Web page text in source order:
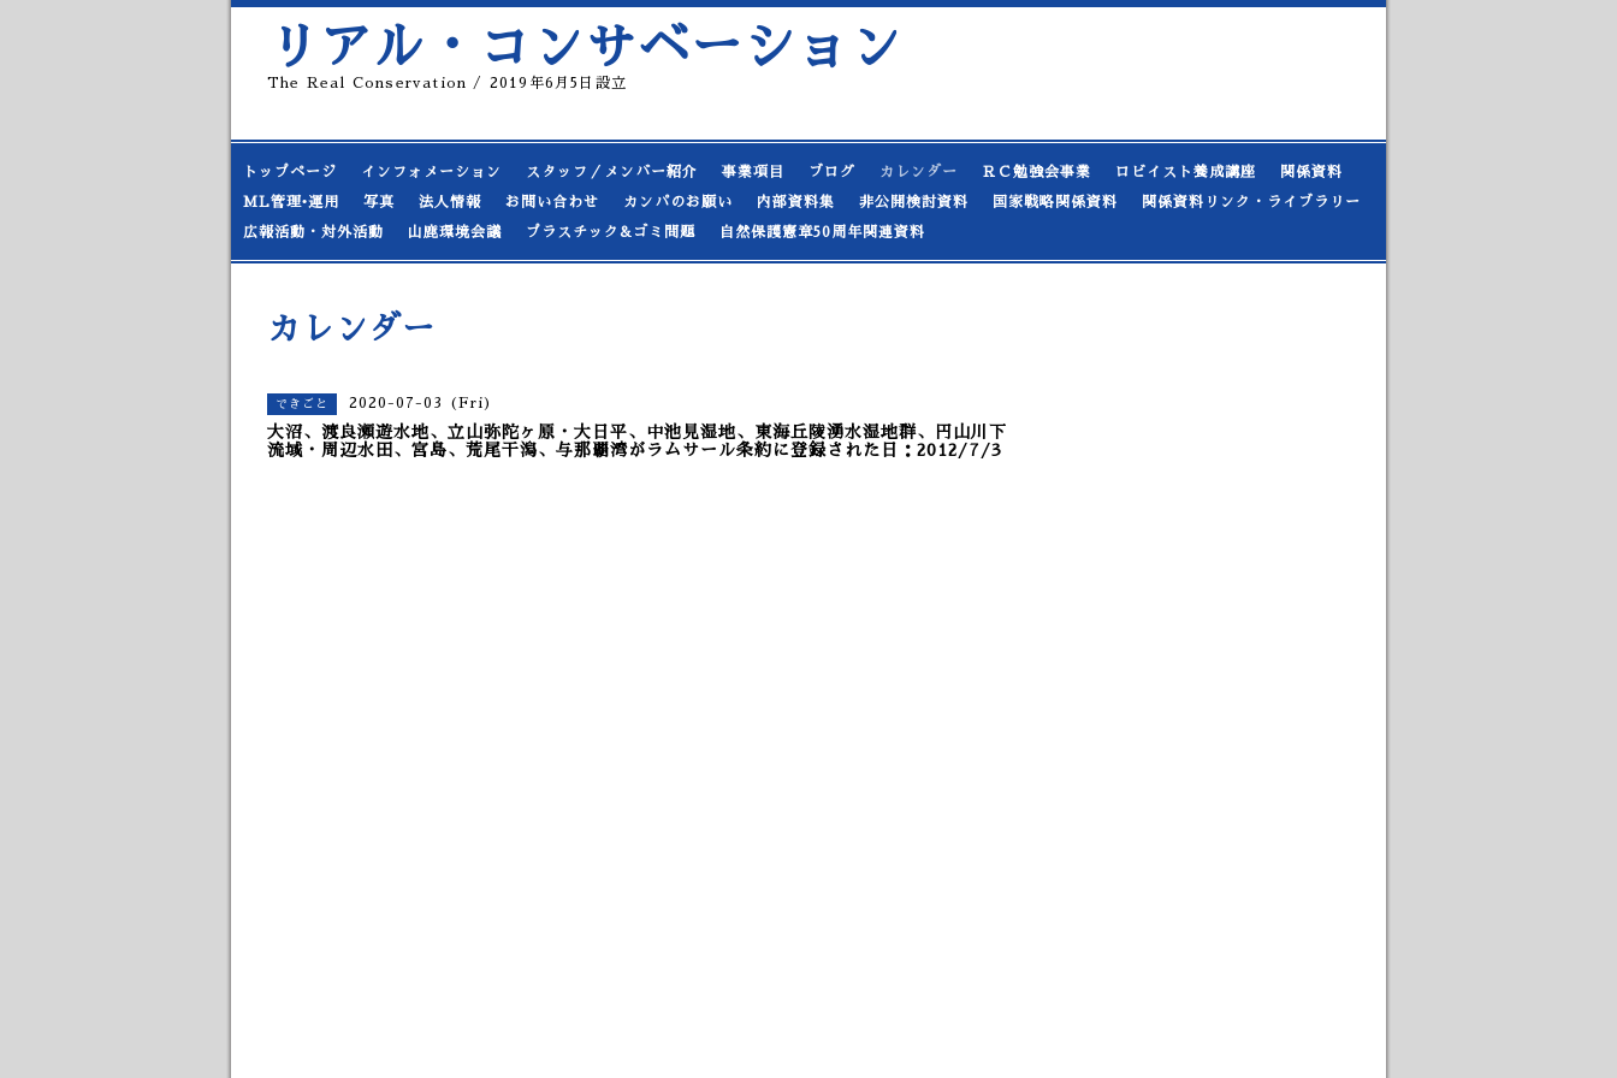
リアル・コンサベーション
The Real Conservation / 2019年6月5日設立
トップページ インフォメーション スタッフ／メンバー紹介 事業項目 ブログ カレンダー ＲＣ勉強会事業 ロビイスト養成講座 関係資料
ML管理•運用 写真 法人情報 お問い合わせ カンパのお願い 内部資料集 非公開検討資料 国家戦略関係資料 関係資料リンク・ライブラリー
広報活動・対外活動 山鹿環境会議 プラスチック&ゴミ問題 自然保護憲章50周年関連資料
カレンダー
できごと 2020-07-03 (Fri)
大沼、渡良瀬遊水地、立山弥陀ヶ原・大日平、中池見湿地、東海丘陵湧水湿地群、円山川下
流域・周辺水田、宮島、荒尾干潟、与那覇湾がラムサール条約に登録された日：2012/7/3